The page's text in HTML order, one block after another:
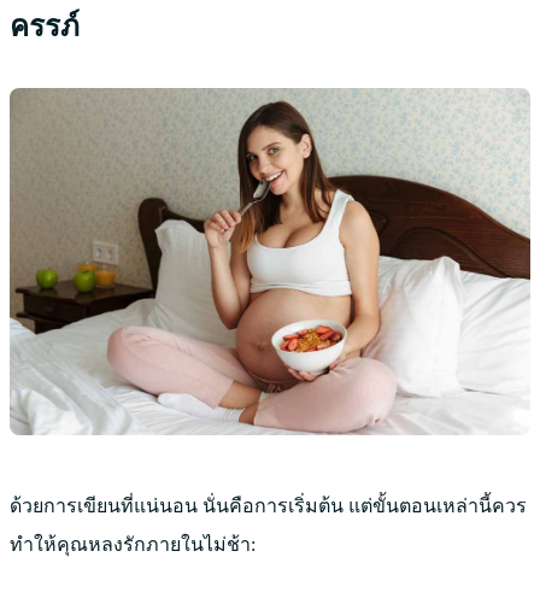
ครรภ์
ด้วยการเขียนที่แน่นอน นั่นคือการเริ่มต้น แต่ขั้นตอนเหล่านี้ควร
ทำให้คุณหลงรักภายในไม่ช้า: